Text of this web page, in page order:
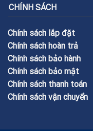
CHÍNH SÁCH
Chính sách lắp đặt
Chính sách hoàn trả
Chính sách bảo hành
Chính sách bảo mật
Chính sách thanh toán
Chính sách vận chuyển